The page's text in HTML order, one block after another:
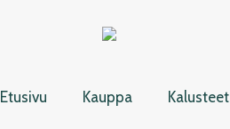
Etusivu Kauppa Kalusteet